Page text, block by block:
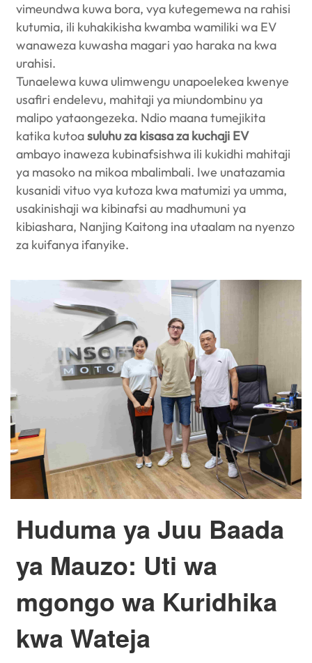
vimeundwa kuwa bora, vya kutegemewa na rahisi
kutumia, ili kuhakikisha kwamba wamiliki wa EV
wanaweza kuwasha magari yao haraka na kwa
urahisi.
Tunaelewa kuwa ulimwengu unapoelekea kwenye
usafiri endelevu, mahitaji ya miundombinu ya
malipo yataongezeka. Ndio maana tumejikita
katika kutoasuluhu za kisasa za kuchaji EV
ambayo inaweza kubinafsishwa ili kukidhi mahitaji
ya masoko na mikoa mbalimbali. Iwe unatazamia
kusanidi vituo vya kutoza kwa matumizi ya umma,
usakinishaji wa kibinafsi au madhumuni ya
kibiashara, Nanjing Kaitong ina utaalam na nyenzo
za kuifanya ifanyike.
Huduma ya Juu Baada
ya Mauzo: Uti wa
mgongo wa Kuridhika
kwa Wateja